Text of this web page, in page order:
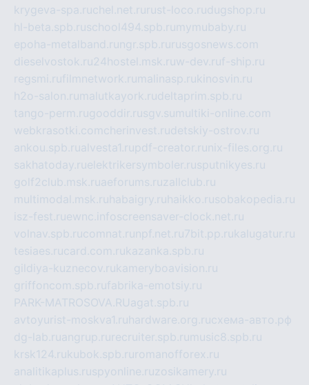
krygeva-spa.ruchel.net.ru rust-loco.rudugshop.ru
hl-beta.spb.ruschool494.spb.ru mymubaby.ru
epoha-metalband.ru ngr.spb.ru rusgosnews.com
dieselvostok.ru24hostel.msk.ruw-dev.ruf-ship.ru
regsmi.rufilmnetwork.ru malinasp.rukinosvin.ru
h2o-salon.ru malutkayork.rudeltaprim.spb.ru
tango-perm.rugooddir.rusgv.su multiki-online.com
webkrasotki.comcherinvest.rudetskiy-ostrov.ru
ankou.spb.rualvesta1.rupdf-creator.ru nix-files.org.ru
sakhatoday.ruelektrikersymboler.rusputnikyes.ru
golf2club.msk.ruaeforums.ruzallclub.ru
multimodal.msk.ru habaigry.ru haikko.rusobakopedia.ru
isz-fest.ruewnc.infoscreensaver-clock.net.ru
volnav.spb.rucomnat.ru npf.net.ru 7bit.pp.rukalugatur.ru
tesiaes.rucard.com.rukazanka.spb.ru
gildiya-kuznecov.rukameryboavision.ru
griffoncom.spb.rufabrika-emotsiy.ru
PARK-MATROSOVA.RUagat.spb.ru
avtoyurist-moskva1.ru hardware.org.ruсхема-авто.рф
dg-lab.ruangrup.ru recruiter.spb.ru music8.spb.ru
krsk124.rukubok.spb.ru romanofforex.ru
analitikaplus.ruspyonline.ruzosikamery.ru